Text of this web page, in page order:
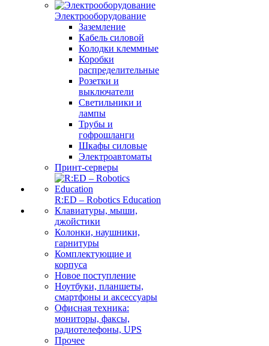
Электрооборудование
Заземление
Кабель силовой
Колодки клеммные
Коробки
распределительные
Розетки и
выключатели
Светильники и
лампы
Трубы и
гофрошланги
Шкафы силовые
Электроавтоматы
Принт-серверы
R:ED – Robotics Education
Клавиатуры, мыши,
джойстики
Колонки, наушники,
гарнитуры
Комплектующие и
корпуса
Новое поступление
Ноутбуки, планшеты,
смартфоны и аксессуары
Офисная техника:
мониторы, факсы,
радиотелефоны, UPS
Прочее